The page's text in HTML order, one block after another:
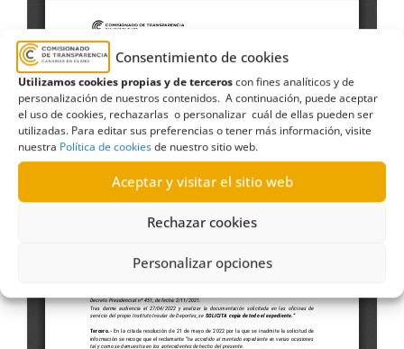
Consentimiento de cookies
Utilizamos cookies propias y de terceroscon fines analíticos y de
personalización de nuestros contenidos. A continuación, puede aceptar
el uso de cookies, rechazarlas o personalizar cuál de ellas pueden ser
utilizadas. Para editar sus preferencias o tener más información, visite
nuestra Política de cookiesde nuestro sitio web.
Aceptar y visitar el sitio web
Rechazar cookies
Personalizar opciones